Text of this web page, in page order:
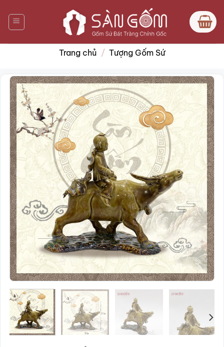
qua
nội
dung
Trang chủ / Tượng Gốm Sứ